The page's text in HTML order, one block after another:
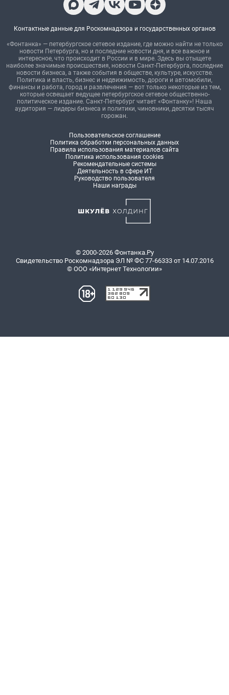
Контактные данные для Роскомнадзора и государственных органов
«Фонтанка» — петербургское сетевое издание, где можно найти не только
новости Петербурга, но и последние новости дня, и все важное и
интересное, что происходит в России и в мире. Здесь вы отыщете
наиболее значимые происшествия, новости Санкт-Петербурга, последние
новости бизнеса, а также события в обществе, культуре, искусстве.
Политика и власть, бизнес и недвижимость, дороги и автомобили,
финансы и работа, город и развлечения — вот только некоторые из тем,
которые освещает ведущее петербургское сетевое общественно-
политическое издание. Санкт-Петербург читает «Фонтанку»! Наша
аудитория — лидеры бизнеса и политики, чиновники, десятки тысяч
горожан.
Пользовательское соглашение
Политика обработки персональных данных
Правила использования материалов сайта
Политика использования cookies
Рекомендательные системы
Деятельность в сфере ИТ
Руководство пользователя
Наши награды
© 2000-2026 Фонтанка.Ру
Свидетельство Роскомнадзора ЭЛ № ФС 77-66333 от 14.07.2016
© ООО «Интернет Технологии»